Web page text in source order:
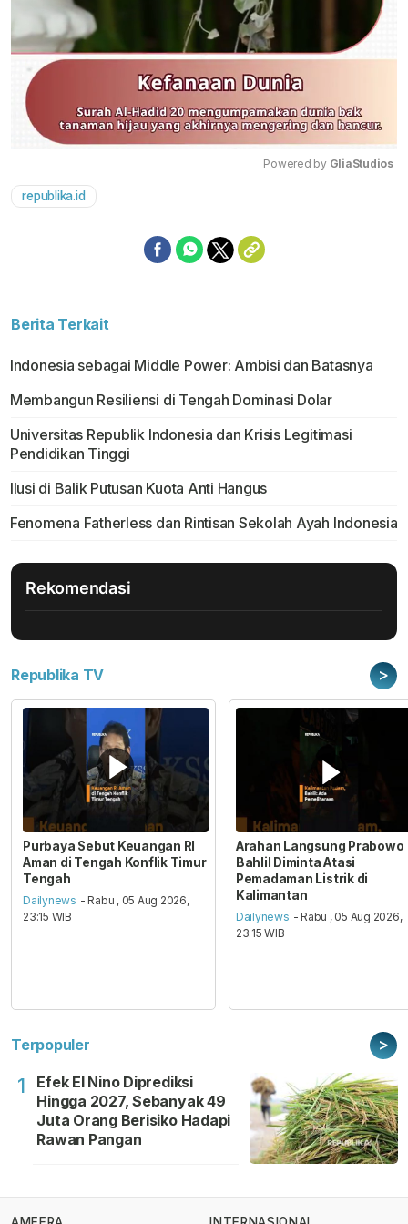
Powered by GliaStudios
republika.id
Berita Terkait
Indonesia sebagai Middle Power: Ambisi dan Batasnya
Membangun Resiliensi di Tengah Dominasi Dolar
Universitas Republik Indonesia dan Krisis Legitimasi
Pendidikan Tinggi
Ilusi di Balik Putusan Kuota Anti Hangus
Fenomena Fatherless dan Rintisan Sekolah Ayah Indonesia
Rekomendasi
Republika TV >
Purbaya Sebut Keuangan RI
Aman di Tengah Konflik Timur
Tengah
Dailynews - Rabu , 05 Aug 2026,
23:15 WIB
Arahan Langsung Prabowo
Bahlil Diminta Atasi
Pemadaman Listrik di
Kalimantan
Dailynews - Rabu , 05 Aug 2026,
23:15 WIB
Terpopuler >
1
Efek El Nino Diprediksi
Hingga 2027, Sebanyak 49
Juta Orang Berisiko Hadapi
Rawan Pangan